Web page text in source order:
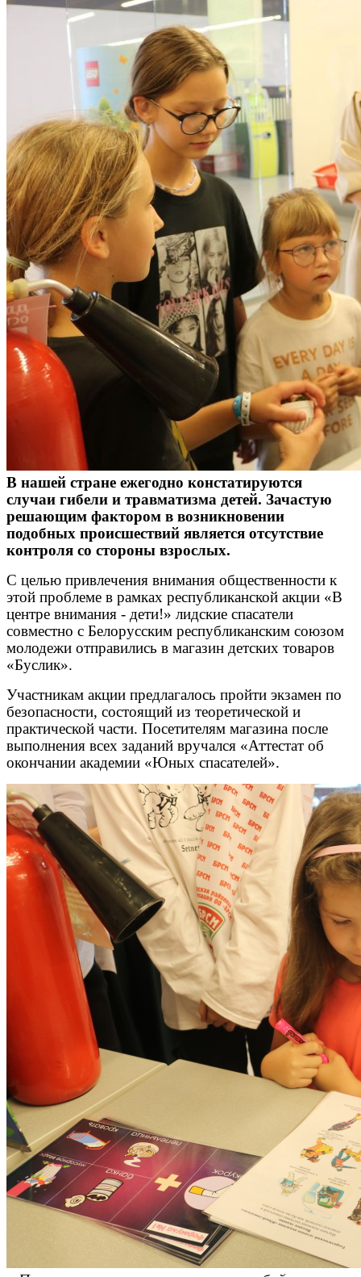
В нашей стране ежегодно констатируются
случаи гибели и травматизма детей. Зачастую
решающим фактором в возникновении
подобных происшествий является отсутствие
контроля со стороны взрослых.
С целью привлечения внимания общественности к
этой проблеме в рамках республиканской акции «В
центре внимания - дети!» лидские спасатели
совместно с Белорусским республиканским союзом
молодежи отправились в магазин детских товаров
«Буслик».
Участникам акции предлагалось пройти экзамен по
безопасности, состоящий из теоретической и
практической части. Посетителям магазина после
выполнения всех заданий вручался «Аттестат об
окончании академии «Юных спасателей».